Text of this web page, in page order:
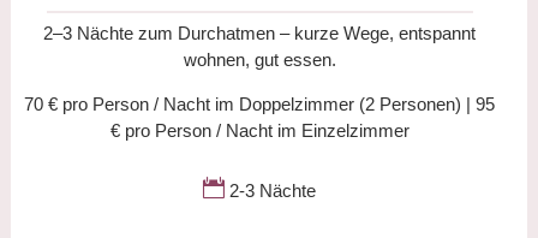
2–3 Nächte zum Durchatmen – kurze Wege, entspannt
wohnen, gut essen.
70 € pro Person / Nacht im Doppelzimmer (2 Personen) | 95
€ pro Person / Nacht im Einzelzimmer
 2-3 Nächte